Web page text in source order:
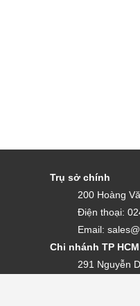
Trụ sở chính
200 Hoàng
Điện thoại:
Email:
Chi nhánh TP HCM
291 Nguyễn